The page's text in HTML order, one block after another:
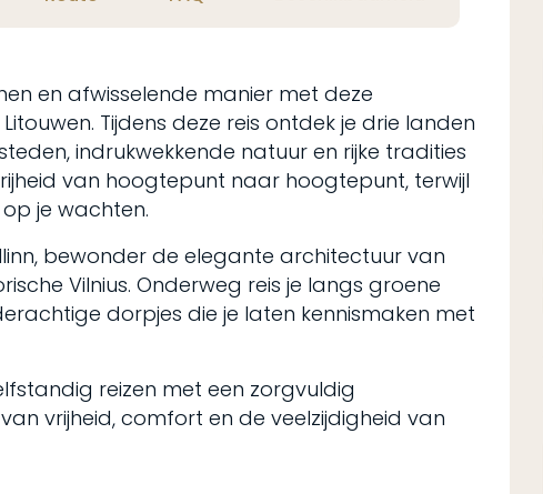
en afwisselende manier met deze
Tijdens deze reis ontdek je drie landen
indrukwekkende natuur en rijke tradities
van hoogtepunt naar hoogtepunt, terwijl
je wachten.
bewonder de elegante architectuur van
Vilnius. Onderweg reis je langs groene
dorpjes die je laten kennismaken met
reizen met een zorgvuldig
vrijheid, comfort en de veelzijdigheid van